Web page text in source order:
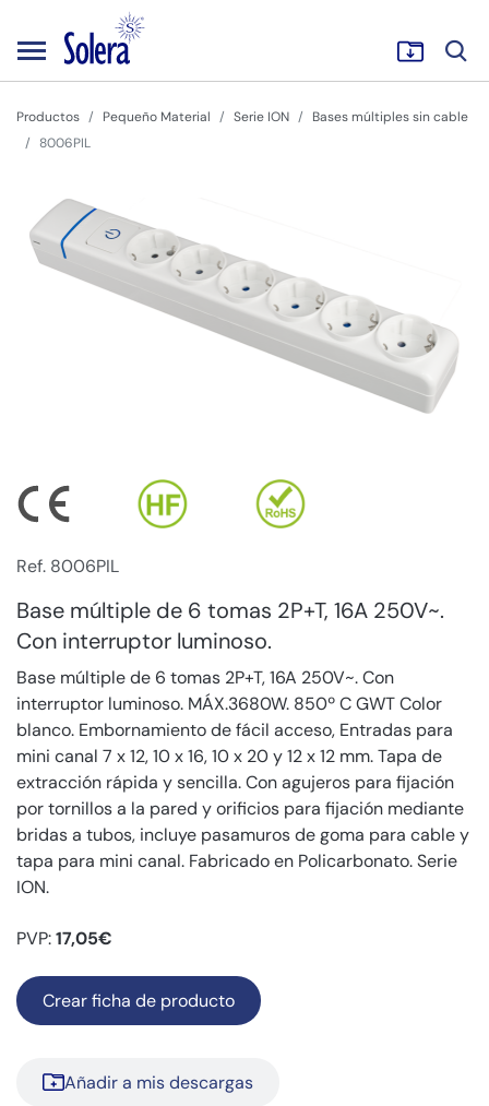
Productos Pequeño Material Serie ION
Bases múltiples sin cable
8006PIL
Ref. 8006PIL
Base múltiple de 6 tomas 2P+T, 16A 250V~.
Con interruptor luminoso.
Base múltiple de 6 tomas 2P+T, 16A 250V~. Con
interruptor luminoso. MÁX.3680W. 850º C GWT Color
blanco. Embornamiento de fácil acceso, Entradas para
mini canal 7 x 12, 10 x 16, 10 x 20 y 12 x 12 mm. Tapa de
extracción rápida y sencilla. Con agujeros para fijación
por tornillos a la pared y orificios para fijación mediante
bridas a tubos, incluye pasamuros de goma para cable y
tapa para mini canal. Fabricado en Policarbonato. Serie
ION.
PVP:17,05€
Crear ficha de producto
Añadir a mis descargas